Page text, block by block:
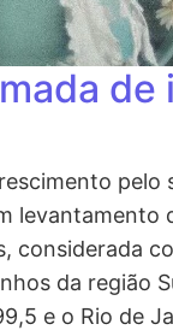
da região
e o Rio de